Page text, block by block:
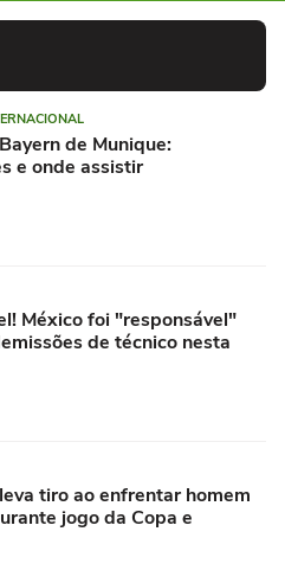
de Munique:
e onde assistir
México foi "responsável"
de técnico nesta
tiro ao enfrentar homem
jogo da Copa e